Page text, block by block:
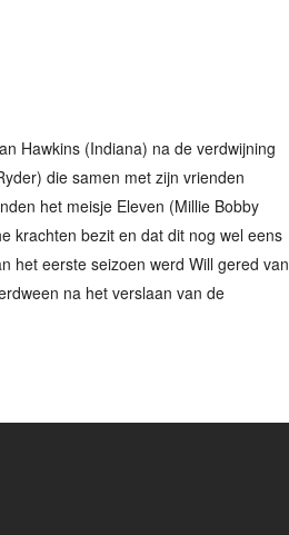
Hawkins (Indiana) na de verdwijning
die samen met zijn vrienden
het meisje Eleven (Millie Bobby
krachten bezit en dat dit nog wel eens
het eerste seizoen werd Will gered van
na het verslaan van de